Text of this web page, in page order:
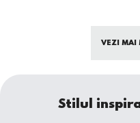
VEZI MAI
Stilul